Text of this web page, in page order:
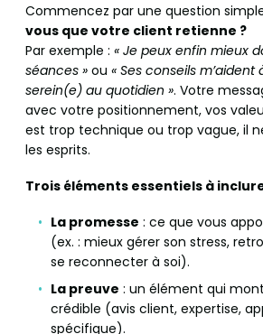
Commencez par une question
vous que votre client retienne ?
Par exemple : « Je peux enfin mieux
séances » ou « Ses conseils
serein(e) au quotidien ». Votre
avec votre positionnement, vos
est trop technique ou trop vague, il
les esprits.
Trois éléments essentiels à
La promesse : ce que vous
(ex. : mieux gérer son stress,
se reconnecter à soi).
La preuve : un élément qui
crédible (avis client, expertise,
spécifique).